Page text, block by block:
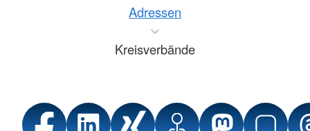
Adressen
Kreisverbände